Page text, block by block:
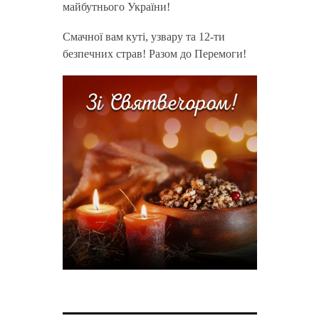
майбутнього України!
Смачної вам куті, узвару та 12-ти
безпечних страв! Разом до Перемоги!